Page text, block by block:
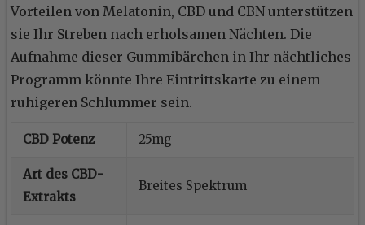
Vorteilen von Melatonin, CBD und CBN unterstützen
sie Ihr Streben nach erholsamen Nächten. Die
Aufnahme dieser Gummibärchen in Ihr nächtliches
Programm könnte Ihre Eintrittskarte zu einem
ruhigeren Schlummer sein.
CBD Potenz 25mg
Art des CBD-
Extrakts
Breites Spektrum